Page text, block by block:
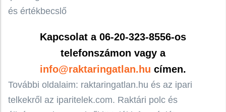
és értékbecslő
Kapcsolat a 06-20-323-8556-os
telefonszámon vagy a
info@raktaringatlan.hu címen.
További oldalaim: raktaringatlan.hu és az ipari
telkekről az iparitelek.com. Raktári polc és